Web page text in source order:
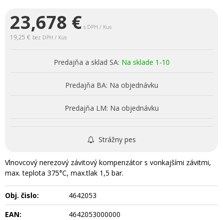
23,678 € s DPH / Kus
19,25 € bez DPH / Kus
Predajňa a sklad SA: Na sklade 1-10
Predajňa BA: Na objednávku
Predajňa LM: Na objednávku
Strážny pes
Vlnovcový nerezový závitový kompenzátor s vonkajšími závitmi,
max. teplota 375°C, max.tlak 1,5 bar.
Obj. čislo:
4642053
EAN:
4642053000000